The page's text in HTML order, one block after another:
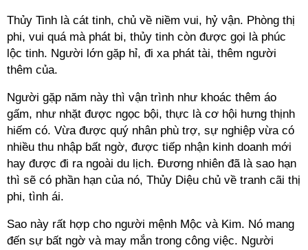
Thủy Tinh là cát tinh, chủ về niềm vui, hỷ vận. Phòng thị
phi, vui quá mà phát bi, thủy tinh còn được gọi là phúc
lộc tinh. Người lớn gặp hỉ, đi xa phát tài, thêm người
thêm của.
Người gặp năm này thì vận trình như khoác thêm áo
gấm, như nhặt được ngọc bội, thực là cơ hội hưng thịnh
hiếm có. Vừa được quý nhân phù trợ, sự nghiệp vừa có
nhiều thu nhập bất ngờ, được tiếp nhận kinh doanh mới
hay được đi ra ngoài du lịch. Đương nhiên đã là sao hạn
thì sẽ có phần hạn của nó, Thủy Diệu chủ về tranh cãi thị
phi, tình ái.
Sao này rất hợp cho người mệnh Mộc và Kim. Nó mang
đến sự bất ngờ và may mắn trong công việc. Người